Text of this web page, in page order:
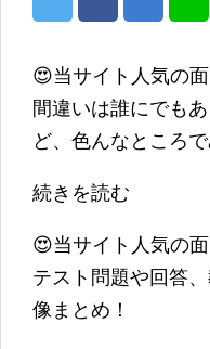
😍当サイト人気の
間違いは誰にでも
ど、色んなところ
続きを読む
😍当サイト人気の
テスト問題や回答
像まとめ！